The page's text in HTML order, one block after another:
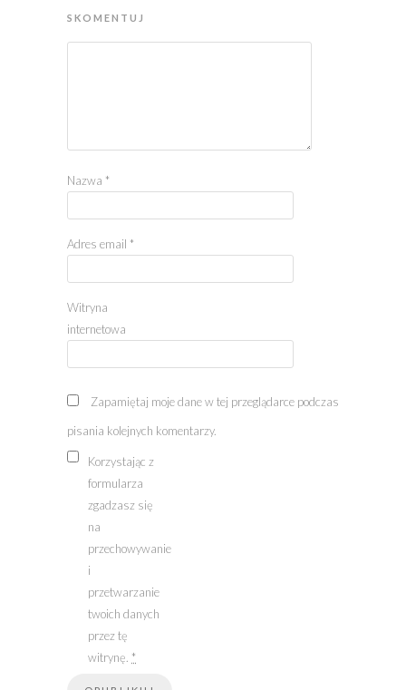
SKOMENTUJ
Nazwa *
Adres email *
Witryna
internetowa
Zapamiętaj moje dane w tej przeglądarce podczas
pisania kolejnych komentarzy.
Korzystając z
formularza
zgadzasz się
na
przechowywanie
i
przetwarzanie
twoich danych
przez tę
witrynę. *